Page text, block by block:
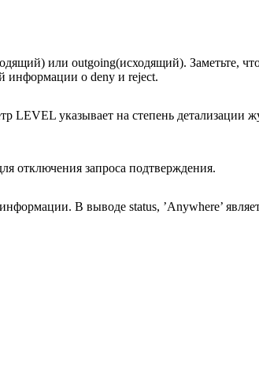
или outgoing(исходящий). Заметьте,
информации о deny и reject.
LEVEL указывает на степень детализации
отключения запроса подтверждения.
В выводе status, ’Anywhere’